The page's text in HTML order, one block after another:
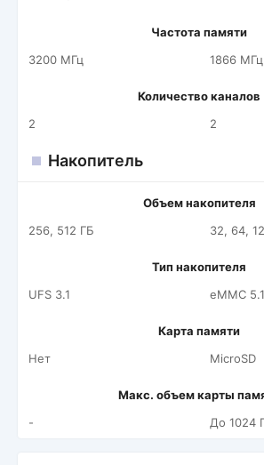
Частота памяти
3200 МГц
1866 МГц
Количество каналов
2
2
Накопитель
Объем накопителя
256, 512 ГБ
32, 64,
Тип накопителя
UFS 3.1
eMMC 5.1
Карта памяти
Нет
MicroSD
Макс. объем карты
-
До 1024